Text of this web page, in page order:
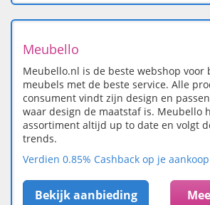
Meubello
Meubello.nl is de beste webshop voor
meubels met de beste service. Alle
consument vindt zijn design en
waar design de maatstaf is. Meubello
assortiment altijd up to date en volgt
trends.
Verdien 0.85% Cashback op je aankoop
Bekijk aanbieding